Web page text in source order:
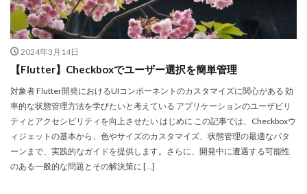
2024年3月14日
【Flutter】Checkboxでユーザー選択を簡単管理
対象者 Flutter開発におけるUIコンポーネントのカスタマイズに関心がある 効
率的な状態管理方法を学びたいと考えている アプリケーションのユーザビリ
ティとアクセシビリティを向上させたい はじめに この記事では、Checkboxウ
ィジェットの基本から、色やサイズのカスタマイズ、状態管理の最適なパタ
ーンまで、実践的なガイドを提供します。さらに、開発中に遭遇する可能性
のある一般的な問題とその解決策に […]